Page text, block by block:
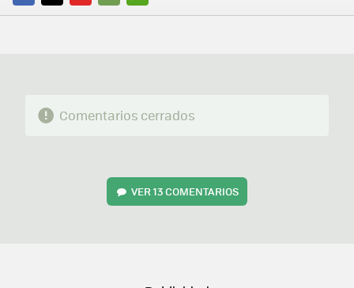
FACEBOOK
TWITTERFLIPBOARD
E-
WHATSAPP
Comentarios cerrados
VER13 COMENTARIOS